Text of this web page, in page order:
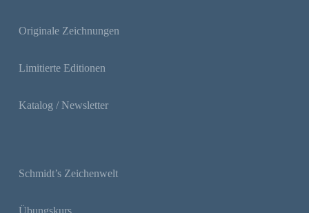
Originale Zeichnungen
Limitierte Editionen
Katalog / Newsletter
Schmidt’s Zeichenwelt